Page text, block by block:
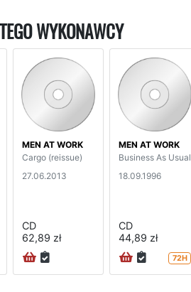
WYKONAWCY
MEN AT WORK
Cargo (reissue)
27.06.2013
CD
62,89 zł
MEN AT WORK
Business As Usual
18.09.1996
CD
44,89 zł
72H